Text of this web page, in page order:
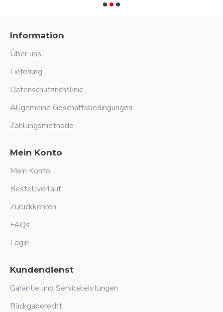
Information
Über uns
Lieferung
Datenschutzrichtlinie
Allgemeine Geschäftsbedingungen
Zahlungsmethode
Mein Konto
Mein Konto
Bestellverlauf
Zurückkehren
FAQs
Login
Kundendienst
Garantie und Serviceleistungen
Rückgaberecht